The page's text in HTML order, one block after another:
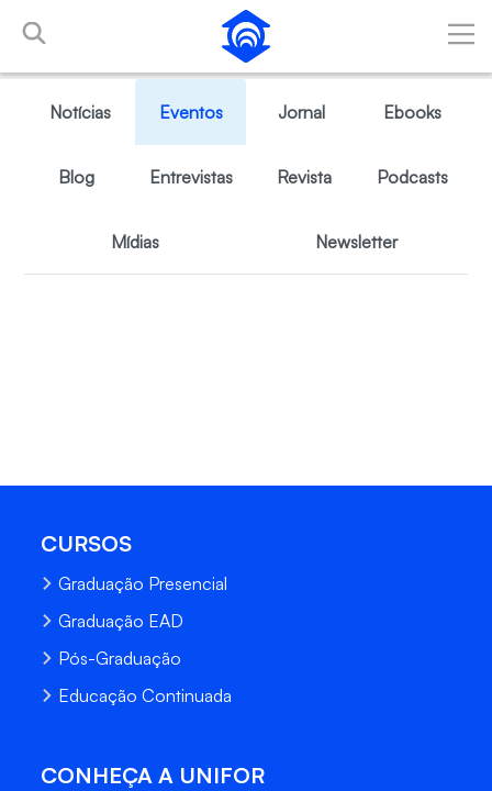
Pular para o Conteúdo principal
Notícias Eventos Jornal Ebooks
Blog Entrevistas Revista Podcasts
Mídias Newsletter
CURSOS
Graduação Presencial
Graduação EAD
Pós-Graduação
Educação Continuada
CONHEÇA A UNIFOR